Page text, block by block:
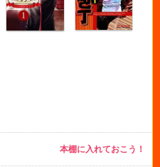
本棚に入れておこう！